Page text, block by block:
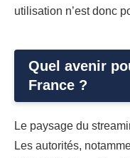
utilisation n’est donc
Quel avenir
France ?
Le paysage du
Les autorités,